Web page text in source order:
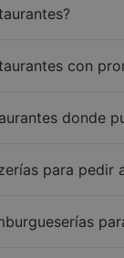
con
donde
para pedir